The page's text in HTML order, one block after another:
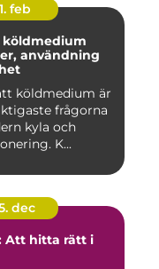
feb
köldmedium
användning
köldmedium är
frågorna
kyla och
K...
dec
Att hitta rätt i